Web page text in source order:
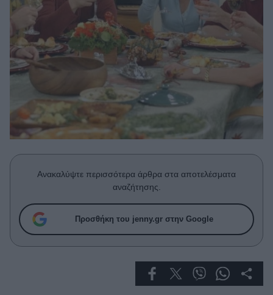
Υγεία + Διατροφή
Σχέσεις & Σεξ
Fitness
Woman Power
Parenting
Working Girl
Real Women
Πρόσωπα
Συνεντεύξεις
Who
True Stories
Ask the Guru
Ανακαλύψτε περισσότερα άρθρα στα αποτελέσματα
αναζήτησης.
Προσθήκη του jenny.gr στην Google